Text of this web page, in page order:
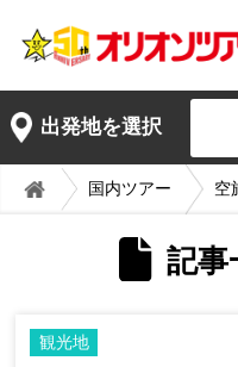
出発地を選択
国内ツアー 空
記事
観光地